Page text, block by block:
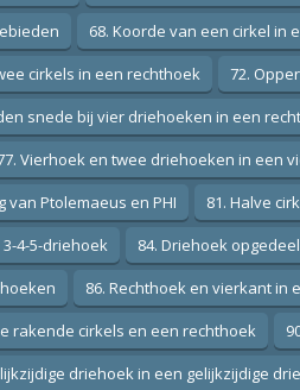
68. Koorde van een cirkel in
cirkels in een rechthoek
72.
snede bij vier driehoeken in een
Vierhoek en twee driehoeken in een
van Ptolemaeus en PHI 81. Halve
4-5-driehoek
84. Driehoek
86. Rechthoek en vierkant in
rakende cirkels en een rechthoek
driehoek in een gelijkzijdige